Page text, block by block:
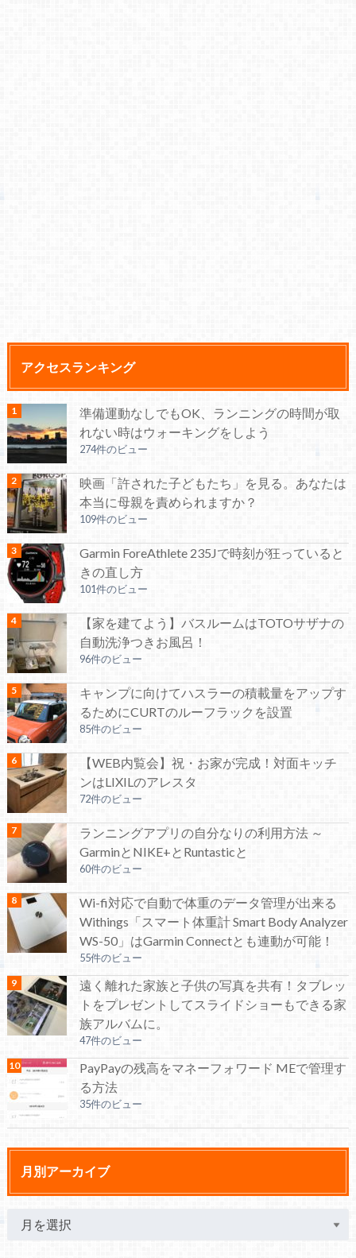
アクセスランキング
準備運動なしでもOK、ランニングの時間が取
れない時はウォーキングをしよう
274件のビュー
映画「許された子どもたち」を見る。あなたは
本当に母親を責められますか？
109件のビュー
Garmin ForeAthlete 235Jで時刻が狂っていると
きの直し方
101件のビュー
【家を建てよう】バスルームはTOTOサザナの
自動洗浄つきお風呂！
96件のビュー
キャンプに向けてハスラーの積載量をアップす
るためにCURTのルーフラックを設置
85件のビュー
【WEB内覧会】祝・お家が完成！対面キッチ
ンはLIXILのアレスタ
72件のビュー
ランニングアプリの自分なりの利用方法 ～
GarminとNIKE+とRuntasticと
60件のビュー
Wi-fi対応で自動で体重のデータ管理が出来る
Withings「スマート体重計 Smart Body Analyzer
WS-50」はGarmin Connectとも連動が可能！
55件のビュー
遠く離れた家族と子供の写真を共有！タブレッ
トをプレゼントしてスライドショーもできる家
族アルバムに。
47件のビュー
PayPayの残高をマネーフォワード MEで管理す
る方法
35件のビュー
月別アーカイブ